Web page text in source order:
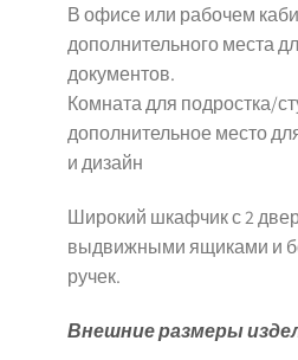
В офисе или рабочем
дополнительного места
документов.
Комната для подростка/
дополнительное место
и дизайн
Широкий шкафчик с 2
выдвижными ящиками и
ручек.
Внешние размеры